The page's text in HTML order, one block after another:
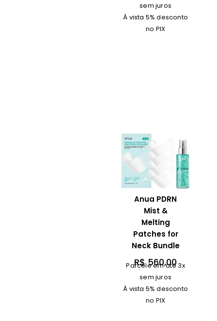
sem juros
À vista 5% desconto
no PIX
Anua PDRN
Mist &
Melting
Patches for
Neck Bundle
R$560,00
Parcele em até 3x
sem juros
À vista 5% desconto
no PIX